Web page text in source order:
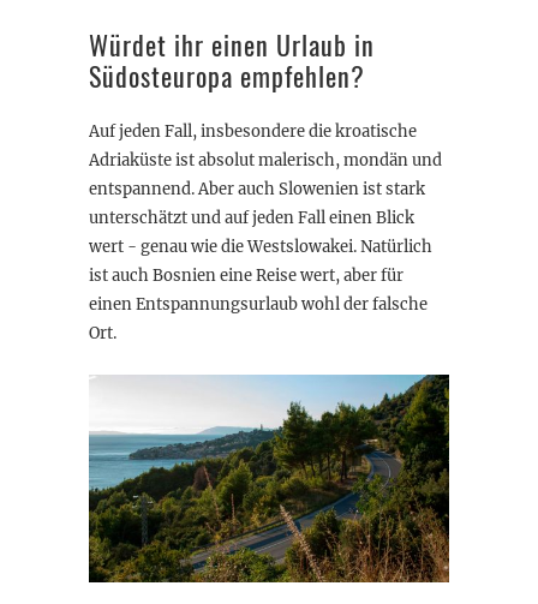
Würdet ihr einen Urlaub in
Südosteuropa empfehlen?
Auf jeden Fall, insbesondere die kroatische
Adriaküste ist absolut malerisch, mondän und
entspannend. Aber auch Slowenien ist stark
unterschätzt und auf jeden Fall einen Blick
wert - genau wie die Westslowakei. Natürlich
ist auch Bosnien eine Reise wert, aber für
einen Entspannungsurlaub wohl der falsche
Ort.